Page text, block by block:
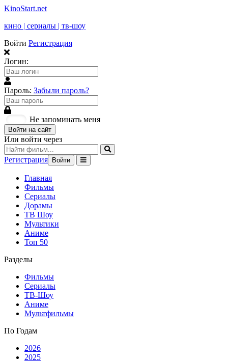
KinoStart.net
кино | сериалы | тв-шоу
Войти Регистрация
Логин:
Пароль: Забыли пароль?
Не запоминать меня
Войти на сайт
Или войти через
Регистрация Войти
Главная
Фильмы
Сериалы
Дорамы
ТВ Шоу
Мультики
Аниме
Топ 50
Разделы
Фильмы
Сериалы
ТВ-Шоу
Аниме
Мультфильмы
По Годам
2026
2025